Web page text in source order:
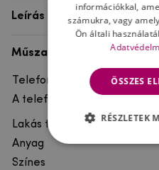
Leírás
Műszaki adatok
Telefon márka
A telefonmodellhez
Lakás típusa
Anyag
Színes
információkkal,
számukra, vagy
Ön általi
ÖSSZES
RÉSZLETEK